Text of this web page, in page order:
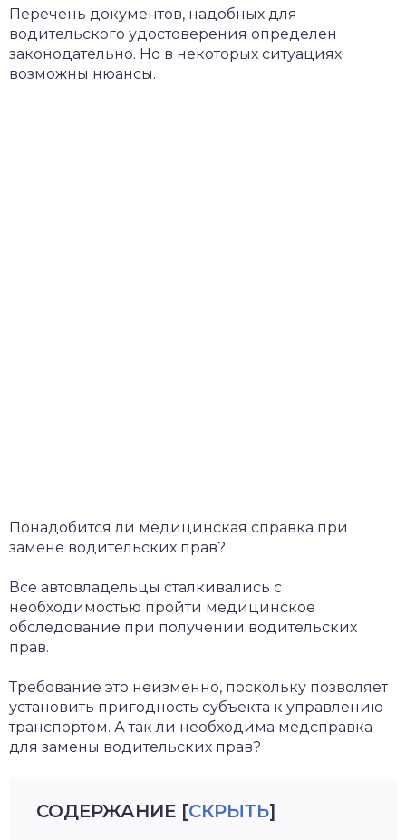
Перечень документов, надобных для
водительского удостоверения определен
законодательно. Но в некоторых ситуациях
возможны нюансы.
Понадобится ли медицинская справка при
замене водительских прав?
Все автовладельцы сталкивались с
необходимостью пройти медицинское
обследование при получении водительских
прав.
Требование это неизменно, поскольку позволяет
установить пригодность субъекта к управлению
транспортом. А так ли необходима медсправка
для замены водительских прав?
СОДЕРЖАНИЕ [СКРЫТЬ]